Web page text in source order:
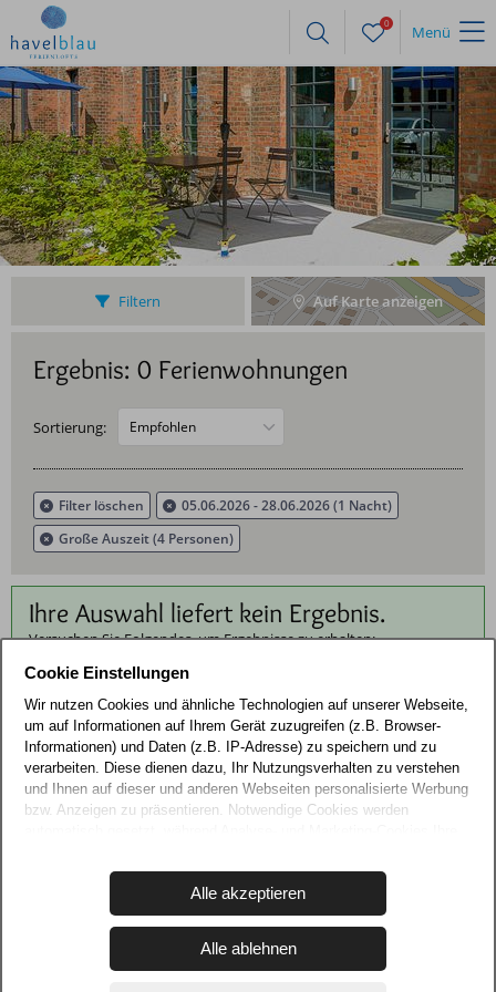
0 Menü
Filtern
Ausstattung
Ergebnis: 0 Ferienwohnungen
Sortierung:
Auf Karte anzeigen
Filter löschen
05.06.2026 - 28.06.2026 (1 Nacht)
Große Auszeit (4 Personen)
Ihre Auswahl liefert kein Ergebnis.
Versuchen Sie Folgendes, um Ergebnisse zu erhalten:
Filter zurücksetzen
4,9 600 Bewertungen
Cookie Einstellungen
Wir nutzen Cookies und ähnliche Technologien auf unserer Webseite,
um auf Informationen auf Ihrem Gerät zuzugreifen (z.B. Browser-
Informationen) und Daten (z.B. IP-Adresse) zu speichern und zu
verarbeiten. Diese dienen dazu, Ihr Nutzungsverhalten zu verstehen
und Ihnen auf dieser und anderen Webseiten personalisierte Werbung
bzw. Anzeigen zu präsentieren. Notwendige Cookies werden
USA, verarbeitet werden, wo Ihre Daten nicht mit den gleichen
Datenschutzstandards geschützt sind wie in der EU.
Ihre Einwilligung erteilen Sie mit "Alle akzeptieren" oder beschränken
auf notwendige Cookies mit "Alle ablehnen". Weitere Informationen
und Details zu unseren Partnern finden Sie in unserer
Alle ablehnen
Alle akzeptieren